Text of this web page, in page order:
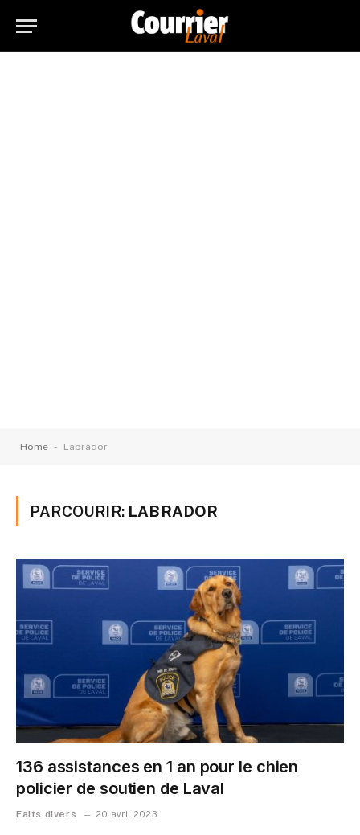
Home - Labrador
PARCOURIR: LABRADOR
136 assistances en 1 an pour le chien
policier de soutien de Laval
Faits divers 20 avril 2023